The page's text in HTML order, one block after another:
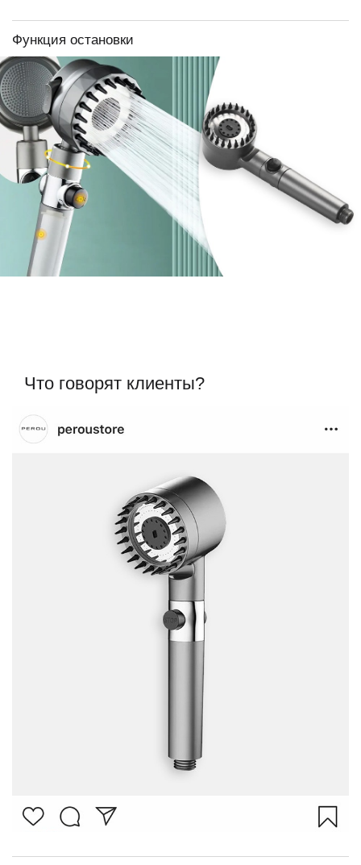
Функция остановки
Что говорят клиенты?